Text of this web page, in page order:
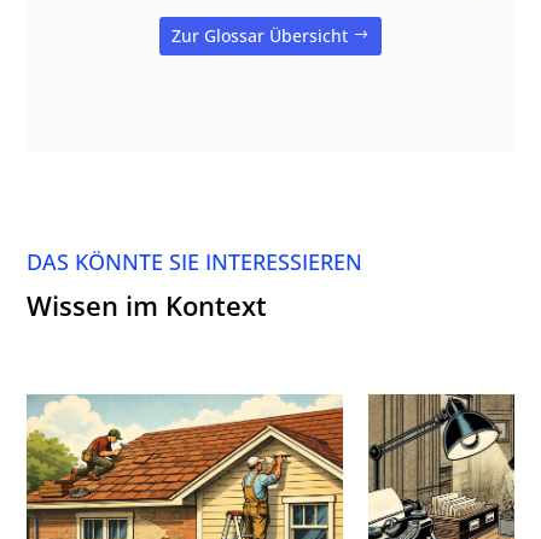
Zur Glossar Übersicht
DAS KÖNNTE SIE INTERESSIEREN
Wissen im Kontext